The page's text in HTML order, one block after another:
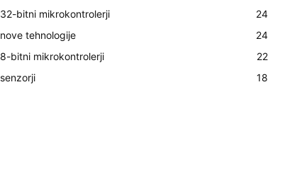
32-bitni mikrokontrolerji
24
nove tehnologije
24
8-bitni mikrokontrolerji
22
senzorji
18